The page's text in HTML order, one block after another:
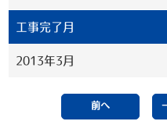
工事完了月
2013年3月
前へ